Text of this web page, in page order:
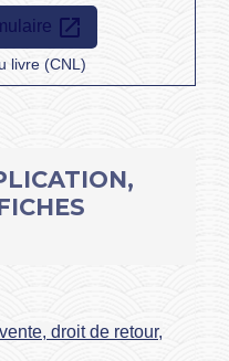
open_in_new
livre (CNL)
droit de retour,